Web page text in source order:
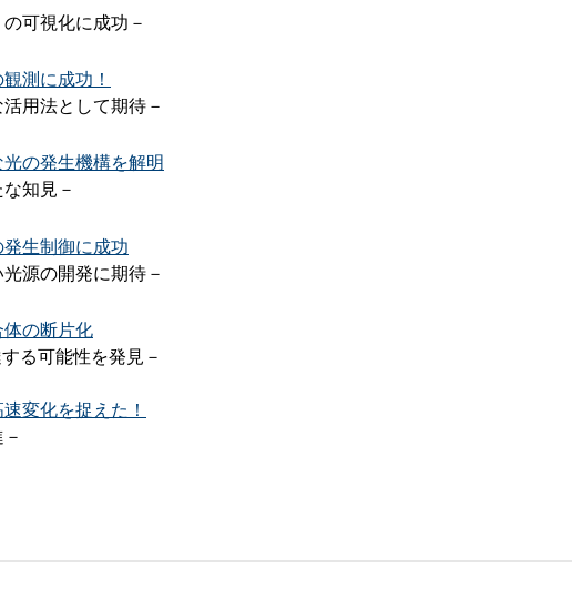
可視化に成功－
測に成功！
用法として期待－
の発生機構を解明
知見－
生制御に成功
源の開発に期待－
の断片化
る可能性を発見－
変化を捉えた！